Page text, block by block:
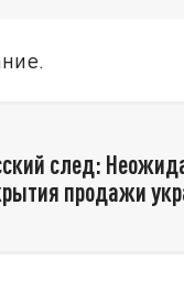
след:
продажи